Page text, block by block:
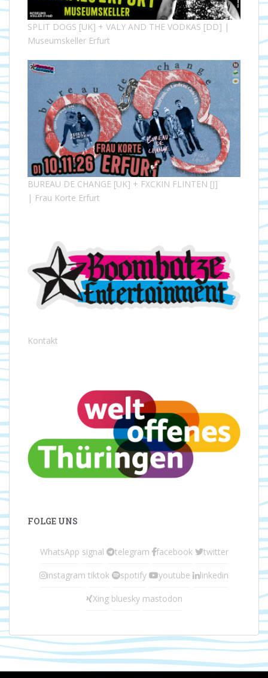
SPLIT DOGS [UK] + VALY AND THE VODKAS [DD] |
Museumskeller Erfurt
BUREAU DE CHANGE [UK] + FXCKIN FLINTEN [J]
| Frau Korte Erfurt
Kontakt
FOLGE UNS
WhatsApp signal telegram facebook twitter
instagram tiktok spotify youtube linkedin
Xing bluesky mastodon